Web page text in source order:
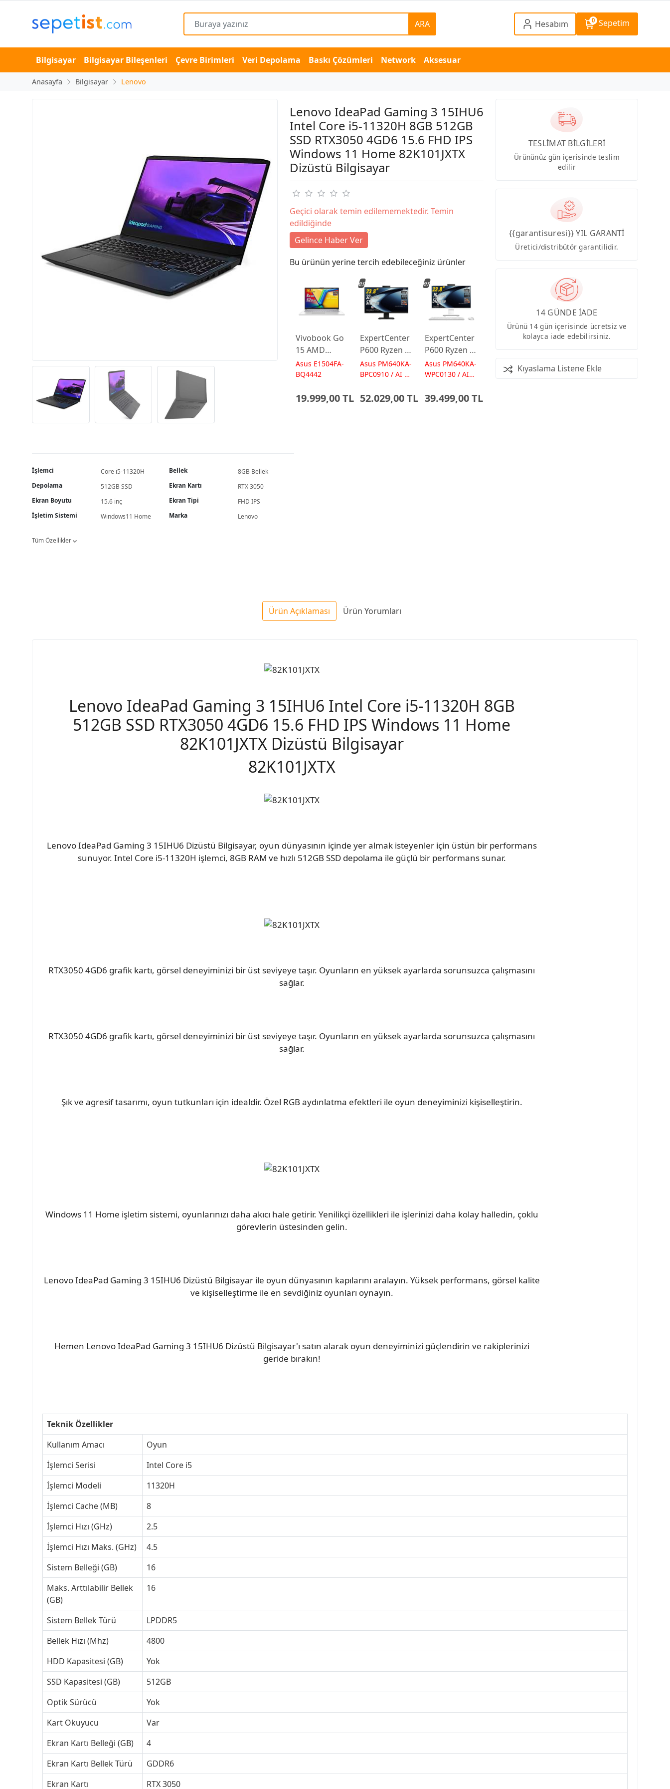
ARA Hesabım 0 Sepetim
Bilgisayar Bilgisayar Bileşenleri Çevre Birimleri Veri Depolama Baskı Çözümleri Network Aksesuar
Anasayfa Bilgisayar Lenovo
Lenovo IdeaPad Gaming 3 15IHU6
Intel Core i5-11320H 8GB 512GB
SSD RTX3050 4GD6 15.6 FHD IPS
Windows 11 Home 82K101JXTX
Dizüstü Bilgisayar
Geçici olarak temin edilememektedir. Temin
edildiğinde
Gelince Haber Ver
Bu ürünün yerine tercih edebileceğiniz ürünler
Vivobook Go
15 AMD
Ryzen 5
7520U 8GB
FreeDos
Asus E1504FA-
BQ4442
19.999,00 TL
ExpertCenter
P600 Ryzen AI
7-350 32GB
512GB 23.8
Siyah AI-
Asus PM640KA-
BPC0910 / AI 50
52.029,00 TL
Yeni
ExpertCenter
P600 Ryzen AI
5-330 16GB
512GB 23.8
Beyaz AI-
Asus PM640KA-
WPC0130 / AI
39.499,00 TL
Yeni
TESLİMAT BİLGİLERİ
Ürününüz gün içerisinde teslim
edilir
{{garantisuresi}} YIL GARANTİ
Üretici/distribütör garantilidir.
14 GÜNDE İADE
Ürünü 14 gün içerisinde ücretsiz ve
kolayca iade edebilirsiniz.
Kıyaslama Listene Ekle
İşlemci Core i5-11320H Bellek
8GB Bellek
Depolama
512GB SSD Ekran Kartı
RTX 3050
Ekran Boyutu
15.6 inç Ekran Tipi
FHD IPS
İşletim Sistemi
Windows11 Home Marka Lenovo
Tüm Özellikler
Ürün Açıklaması Ürün Yorumları
Lenovo IdeaPad Gaming 3 15IHU6 Intel Core i5-11320H 8GB
512GB SSD RTX3050 4GD6 15.6 FHD IPS Windows 11 Home
82K101JXTX Dizüstü Bilgisayar
82K101JXTX
Lenovo IdeaPad Gaming 3 15IHU6 Dizüstü Bilgisayar, oyun dünyasının içinde yer almak isteyenler için üstün bir performans
sunuyor. Intel Core i5-11320H işlemci, 8GB RAM ve hızlı 512GB SSD depolama ile güçlü bir performans sunar.
RTX3050 4GD6 grafik kartı, görsel deneyiminizi bir üst seviyeye taşır. Oyunların en yüksek ayarlarda sorunsuzca çalışmasını
sağlar.
RTX3050 4GD6 grafik kartı, görsel deneyiminizi bir üst seviyeye taşır. Oyunların en yüksek ayarlarda sorunsuzca çalışmasını
sağlar.
Şık ve agresif tasarımı, oyun tutkunları için idealdir. Özel RGB aydınlatma efektleri ile oyun deneyiminizi kişiselleştirin.
Windows 11 Home işletim sistemi, oyunlarınızı daha akıcı hale getirir. Yenilikçi özellikleri ile işlerinizi daha kolay halledin, çoklu
görevlerin üstesinden gelin.
Lenovo IdeaPad Gaming 3 15IHU6 Dizüstü Bilgisayar ile oyun dünyasının kapılarını aralayın. Yüksek performans, görsel kalite
ve kişiselleştirme ile en sevdiğiniz oyunları oynayın.
Hemen Lenovo IdeaPad Gaming 3 15IHU6 Dizüstü Bilgisayar'ı satın alarak oyun deneyiminizi güçlendirin ve rakiplerinizi
geride bırakın!
Teknik Özellikler
Kullanım Amacı
Oyun
İşlemci Serisi
Intel Core i5
İşlemci Modeli
11320H
İşlemci Cache (MB)
8
İşlemci Hızı (GHz)
2.5
İşlemci Hızı Maks. (GHz)
4.5
Sistem Belleği (GB)
16
Maks. Arttılabilir Bellek
(GB)
16
Sistem Bellek Türü
LPDDR5
Bellek Hızı (Mhz)
4800
HDD Kapasitesi (GB)
Yok
SSD Kapasitesi (GB)
512GB
Optik Sürücü
Yok
Kart Okuyucu
Var
Ekran Kartı Belleği (GB)
4
Ekran Kartı Bellek Türü
GDDR6
Ekran Kartı
RTX 3050